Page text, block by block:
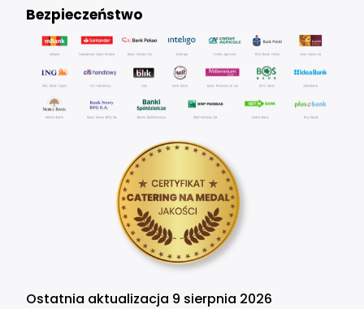
Bezpieczeństwo
Ostatnia aktualizacja 9 sierpnia 2026